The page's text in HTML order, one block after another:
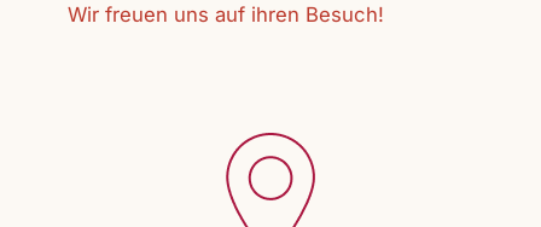
Wir freuen uns auf ihren Besuch!